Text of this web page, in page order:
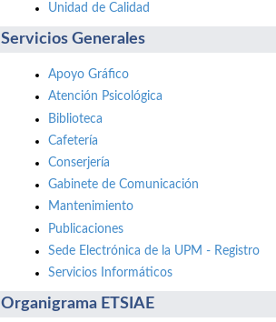
Unidad de Calidad
Servicios Generales
Apoyo Gráfico
Atención Psicológica
Biblioteca
Cafetería
Conserjería
Gabinete de Comunicación
Mantenimiento
Publicaciones
Sede Electrónica de la UPM - Registro
Servicios Informáticos
Organigrama ETSIAE